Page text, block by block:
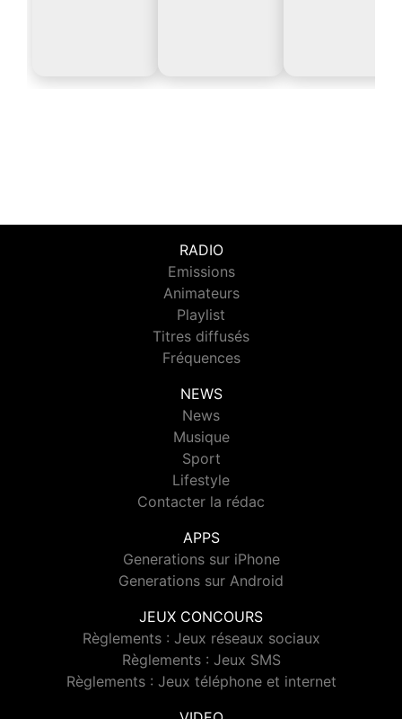
RADIO
Emissions
Animateurs
Playlist
Titres diffusés
Fréquences
NEWS
News
Musique
Sport
Lifestyle
Contacter la rédac
APPS
Generations sur iPhone
Generations sur Android
JEUX CONCOURS
Règlements : Jeux réseaux sociaux
Règlements : Jeux SMS
Règlements : Jeux téléphone et internet